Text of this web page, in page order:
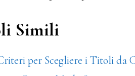
Simili
per Scegliere i Titoli da